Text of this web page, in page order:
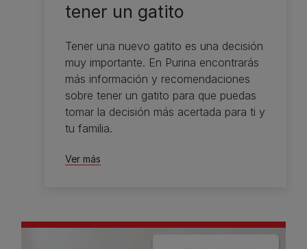
tener un gatito
Tener una nuevo gatito es una decisión
muy importante. En Purina encontrarás
más información y recomendaciones
sobre tener un gatito para que puedas
tomar la decisión más acertada para ti y
tu familia.
Ver más